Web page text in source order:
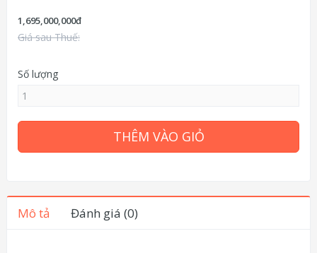
1,695,000,000đ
Giá sau Thuế:
Số lượng
THÊM VÀO GIỎ
Mô tả Đánh giá (0)